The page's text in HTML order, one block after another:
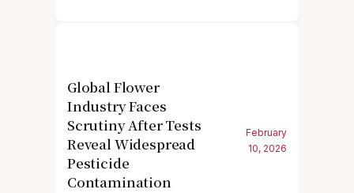
Global Flower
Industry Faces
Scrutiny After Tests
Reveal Widespread
Pesticide
Contamination
February
10, 2026